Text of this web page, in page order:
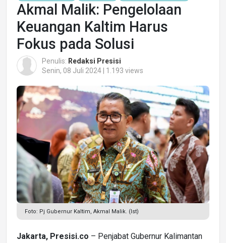
Akmal Malik: Pengelolaan
Keuangan Kaltim Harus
Fokus pada Solusi
Penulis: Redaksi Presisi
Senin, 08 Juli 2024 | 1.193 views
Foto: Pj Gubernur Kaltim, Akmal Malik. (Ist)
Jakarta, Presisi.co – Penjabat Gubernur Kalimantan